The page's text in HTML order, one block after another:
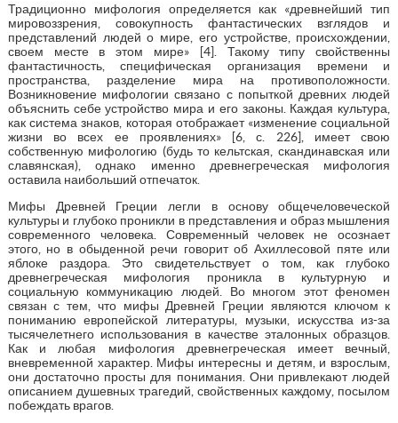
Традиционно мифология определяется как «древнейший тип
мировоззрения, совокупность фантастических взглядов и
представлений людей о мире, его устройстве, происхождении,
своем месте в этом мире» [4]. Такому типу свойственны
фантастичность, специфическая организация времени и
пространства, разделение мира на противоположности.
Возникновение мифологии связано с попыткой древних людей
объяснить себе устройство мира и его законы. Каждая культура,
как система знаков, которая отображает «изменение социальной
жизни во всех ее проявлениях» [6, с. 226], имеет свою
собственную мифологию (будь то кельтская, скандинавская или
славянская), однако именно древнегреческая мифология
оставила наибольший отпечаток.
Мифы Древней Греции легли в основу общечеловеческой
культуры и глубоко проникли в представления и образ мышления
современного человека. Современный человек не осознает
этого, но в обыденной речи говорит об Ахиллесовой пяте или
яблоке раздора. Это свидетельствует о том, как глубоко
древнегреческая мифология проникла в культурную и
социальную коммуникацию людей. Во многом этот феномен
связан с тем, что мифы Древней Греции являются ключом к
пониманию европейской литературы, музыки, искусства из-за
тысячелетнего использования в качестве эталонных образцов.
Как и любая мифология древнегреческая имеет вечный,
вневременной характер. Мифы интересны и детям, и взрослым,
они достаточно просты для понимания. Они привлекают людей
описанием душевных трагедий, свойственных каждому, посылом
побеждать врагов.